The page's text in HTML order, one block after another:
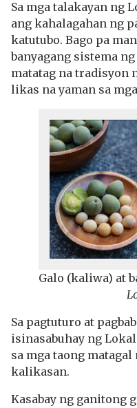
Sa mga talakayan ng
ang kahalagahan ng
katutubo. Bago pa
banyagang sistema
matatag na tradisyon
likas na yaman sa
Galo (kaliwa) at
Sa pagtuturo at
isinasabuhay ng
sa mga taong
kalikasan.
Kasabay ng ganitong